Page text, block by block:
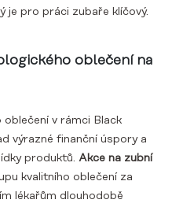
je pro práci zubaře klíčový.
oblečení na
v rámci Black
výrazné finanční úspory a
produktů. Akce na zubní
kvalitního oblečení za
lékařům dlouhodobě